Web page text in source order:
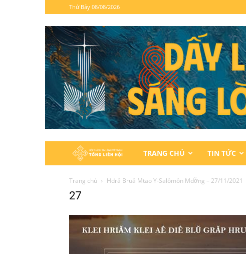
Thứ Bảy 08/08/2026
Hội
Thánh
Lành
Việt
TRANG CHỦ TIN TỨC
Trang chủ Hdră Bruă Mtao Y‑Salômôn Mdơ̆ng – 27/11/2021
27